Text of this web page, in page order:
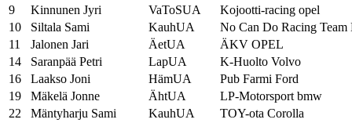
9
Kinnunen Jyri VaToSUA
Kojootti-racing opel
10
Siltala Sami KauhUA
No Can Do Racing Team
11
Jalonen Jari ÄetUA
ÄKV OPEL
14
Saranpää Petri LapUA
K-Huolto Volvo
16
Laakso Joni HämUA
Pub Farmi Ford
19
Mäkelä Jonne ÄhtUA
LP-Motorsport bmw
22
Mäntyharju Sami KauhUA
TOY-ota Corolla